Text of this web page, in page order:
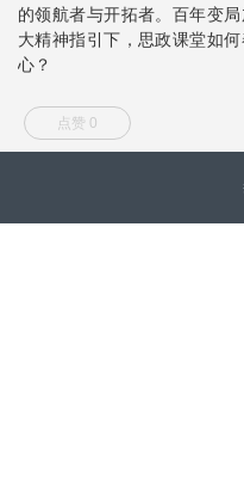
的领航者与开拓者。百年变
大精神指引下，思政课堂如
心？
点赞 0